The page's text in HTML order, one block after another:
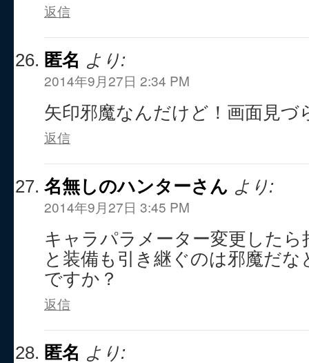
返信
匿名 より:
2014年9月27日 2:34 PM
矢印邪魔なんだけど！画面見づ
返信
名無しのハンターさん より:
2014年9月27日 3:45 PM
キャラパラメーター変更した
と装備も引き継ぐのは邪魔だ
ですか？
返信
匿名 より: